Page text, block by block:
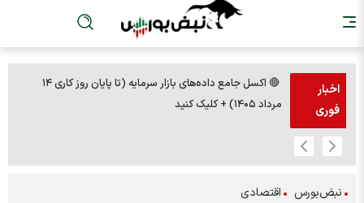
اخبار
فوری
🔴 اکسل جامع داده‌های بازار سرمایه (تا پایان روز کاری ۱۴
مرداد ۱۴۰۵) + کلیک کنید
نبض‌بورس اقتصادی